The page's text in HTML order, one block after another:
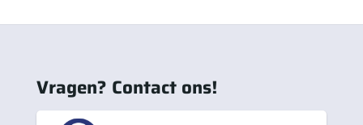
Vragen? Contact ons!